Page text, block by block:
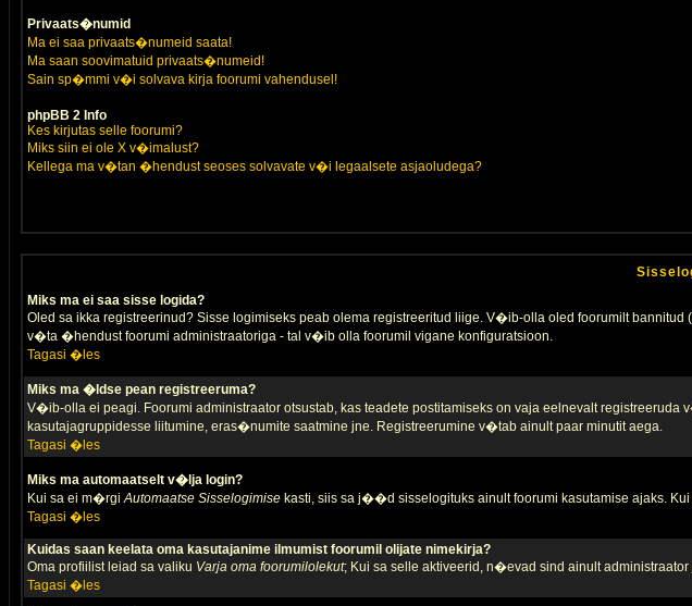
Privaats�numid
Ma ei saa privaats�numeid saata!
Ma saan soovimatuid privaats�numeid!
Sain sp�mmi v�i solvava kirja foorumi vahendusel!
phpBB 2 Info
Kes kirjutas selle foorumi?
Miks siin ei ole X v�imalust?
Kellega ma v�tan �hendust seoses solvavate v�i legaalsete asjaoludega?
Miks ma ei saa sisse logida?
Oled sa ikka registreerinud? Sisse logimiseks peab olema registreeritud liige. V�ib-olla oled foorumilt
v�ta �hendust foorumi administraatoriga - tal v�ib olla foorumil vigane konfiguratsioon.
Tagasi �les
Miks ma �ldse pean registreeruma?
V�ib-olla ei peagi. Foorumi administraator otsustab, kas teadete postitamiseks on vaja eelnevalt
kasutajagruppidesse liitumine, eras�numite saatmine jne. Registreerumine v�tab ainult paar minutit aega.
Tagasi �les
Miks ma automaatselt v�lja login?
Kui sa ei m�rgiAutomaatse Sisselogimise kasti, siis sa j��d sisselogituks ainult foorumi kasutamise ajaks.
Tagasi �les
Kuidas saan keelata oma kasutajanime ilmumist foorumil olijate nimekirja?
Oma profiilist leiad sa valiku Varja oma foorumilolekut; Kui sa selle aktiveerid, n�evad sind ainult
Tagasi �les